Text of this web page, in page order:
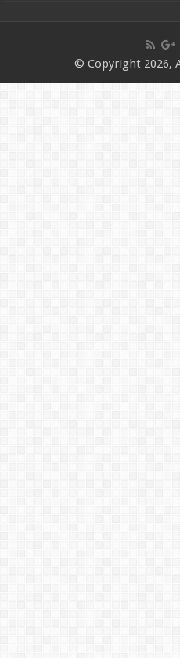
© Copyright 2026,